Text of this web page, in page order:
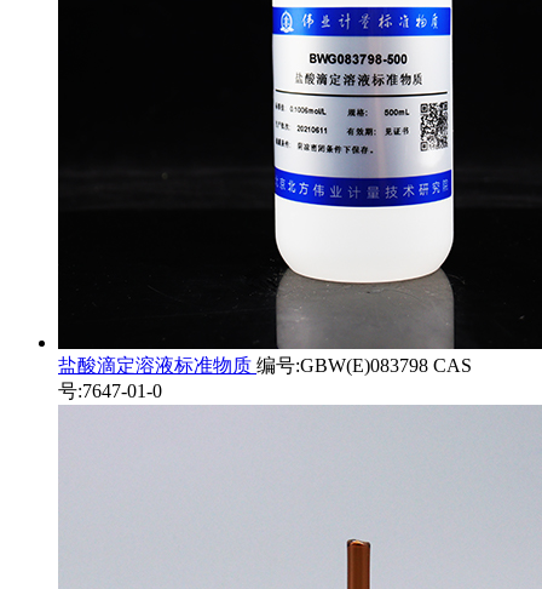
盐酸滴定溶液标准物质 编号:GBW(E)083798 CAS
号:7647-01-0